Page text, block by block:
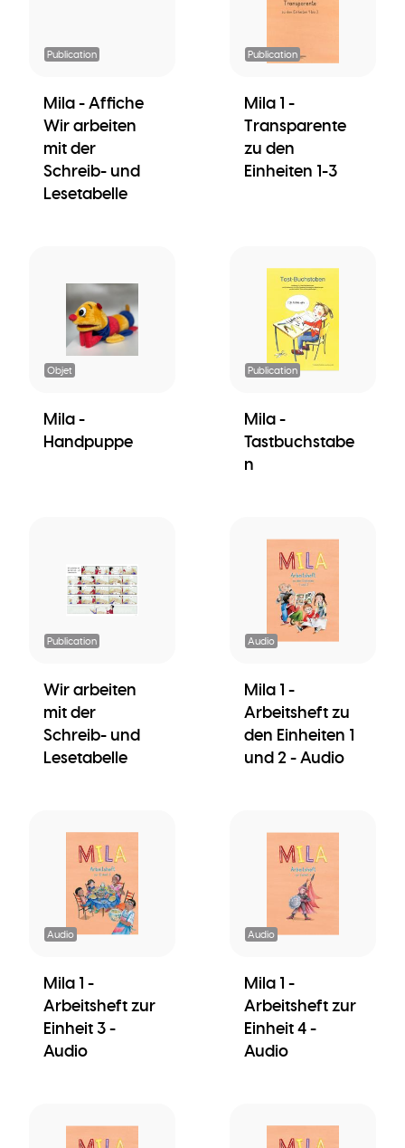
Publication
Mila - Affiche
Wir arbeiten
mit der
Schreib- und
Lesetabelle
Publication
Mila 1 -
Transparente
zu den
Einheiten 1-3
Objet
Mila -
Handpuppe
Publication
Mila -
Tastbuchstabe
n
Publication
Wir arbeiten
mit der
Schreib- und
Lesetabelle
Audio
Mila 1 -
Arbeitsheft zu
den Einheiten 1
und 2 - Audio
Audio
Mila 1 -
Arbeitsheft zur
Einheit 3 -
Audio
Audio
Mila 1 -
Arbeitsheft zur
Einheit 4 -
Audio